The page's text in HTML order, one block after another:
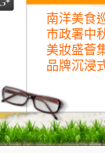
南洋美食
市政署中
美妝盛薈
品牌沉浸